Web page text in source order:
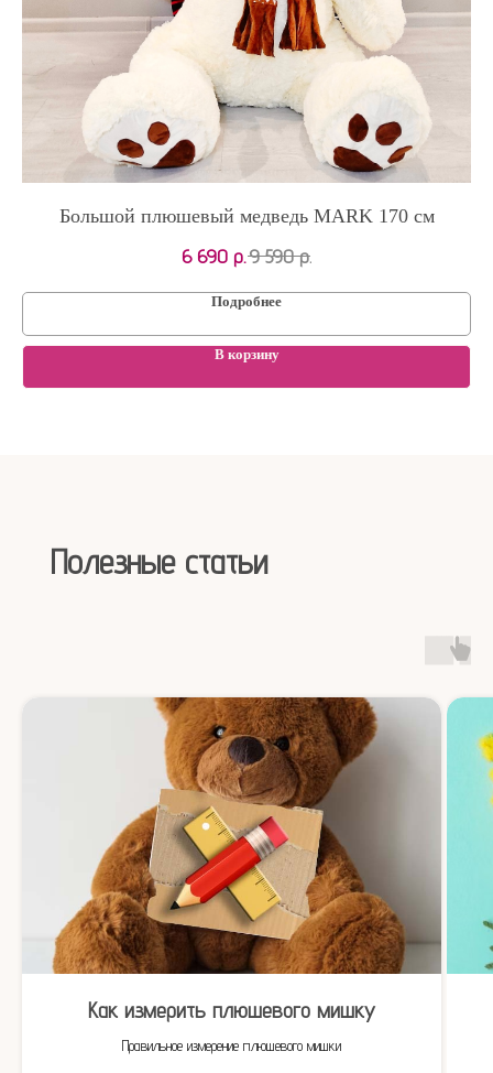
Большой плюшевый медведь MARK 170 см
6 690 р.9 590 р.
Подробнее
В корзину
Как измерить плюшевого мишку
Правильное измерение плюшевого мишки